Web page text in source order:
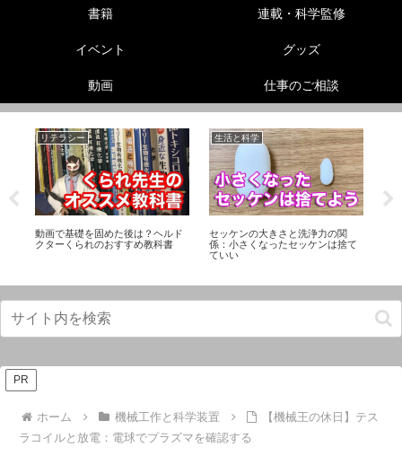
書籍 連載・科学監修
イベント グッズ
動画 仕事のご相談
リテラシー
動画で基礎を固めた後は？ヘルド
クターくられのおすすめ教科書
生活と科学
セッケンの大きさと洗浄力の関
係：小さくなったセッケンは捨て
ていい
PR
ホーム 機械工作と科学装置
【機械王の休日】テス
ラコイルと放電：電球でプラズマを確認する